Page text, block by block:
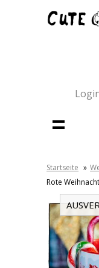
Startseite »
Rote